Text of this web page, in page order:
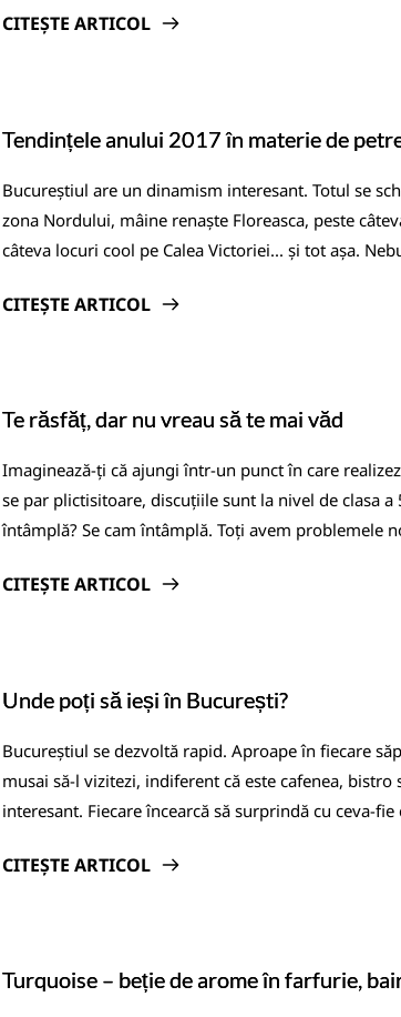
CITEȘTE ARTICOL
Tendințele anului 2017 în materie de
Bucureștiul are un dinamism interesant. Totul se
zona Nordului, mâine renaște Floreasca, peste
câteva locuri cool pe Calea Victoriei... și tot așa.
CITEȘTE ARTICOL
Te răsfăț, dar nu vreau să te mai văd
Imaginează-ți că ajungi într-un punct în care
se par plictisitoare, discuțiile sunt la nivel de clasa
întâmplă? Se cam întâmplă. Toți avem problemele
CITEȘTE ARTICOL
Unde poți să ieși în București?
Bucureștiul se dezvoltă rapid. Aproape în fiecare
musai să-l vizitezi, indiferent că este cafenea,
interesant. Fiecare încearcă să surprindă cu ceva-
CITEȘTE ARTICOL
Turquoise – beție de arome în farfurie,